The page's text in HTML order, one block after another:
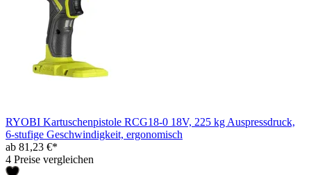
RYOBI Kartuschenpistole RCG18-0 18V, 225 kg Auspressdruck,
6-stufige Geschwindigkeit, ergonomisch
ab 81,23 €*
4 Preise vergleichen